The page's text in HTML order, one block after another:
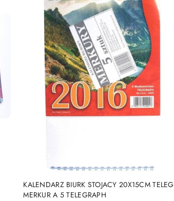
KALENDARZ BIURK STOJACY 20X15CM TELEG
MERKUR A 5 TELEGRAPH
PRODUKT NIEDOSTĘPNY